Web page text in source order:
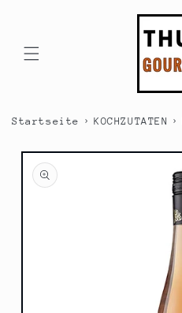
Startseite › KOCHZUTATEN ›